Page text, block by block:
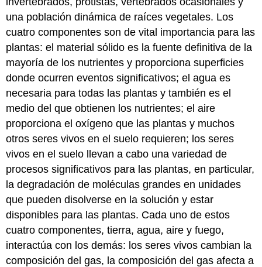
una población dinámica de raíces vegetales. Los
cuatro componentes son de vital importancia para las
plantas: el material sólido es la fuente definitiva de la
mayoría de los nutrientes y proporciona superficies
donde ocurren eventos significativos; el agua es
necesaria para todas las plantas y también es el
medio del que obtienen los nutrientes; el aire
proporciona el oxígeno que las plantas y muchos
otros seres vivos en el suelo requieren; los seres
vivos en el suelo llevan a cabo una variedad de
procesos significativos para las plantas, en particular,
la degradación de moléculas grandes en unidades
que pueden disolverse en la solución y estar
disponibles para las plantas. Cada uno de estos
cuatro componentes, tierra, agua, aire y fuego,
interactúa con los demás: los seres vivos cambian la
composición del gas, la composición del gas afecta a